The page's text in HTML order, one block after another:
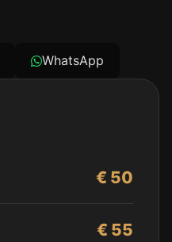
WhatsApp
€ 50
€ 55